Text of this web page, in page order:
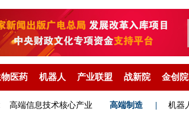
医药 机器人 产业联盟 战新院 金创院
高端信息技术核心产业 高端制造 机器